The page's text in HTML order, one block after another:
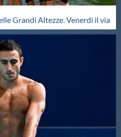
Grandi Altezze. Venerdi il via